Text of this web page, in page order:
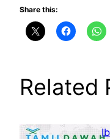
Share this:
Related